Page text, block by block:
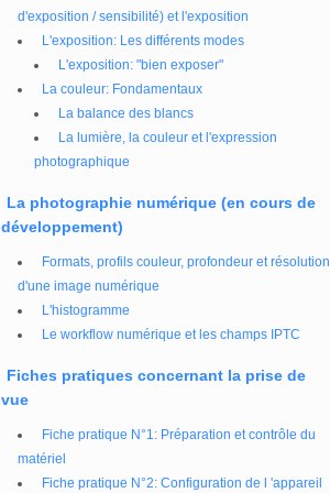
d'exposition / sensibilité) et l'exposition
L'exposition: Les différents modes
L'exposition: "bien exposer"
La couleur: Fondamentaux
La balance des blancs
La lumière, la couleur et l'expression
photographique
La photographie numérique (en cours de
développement)
Formats, profils couleur, profondeur et résolution
d'une image numérique
L'histogramme
Le workflow numérique et les champs IPTC
Fiches pratiques concernant la prise de
vue
Fiche pratique N°1: Préparation et contrôle du
matériel
Fiche pratique N°2: Configuration de l 'appareil